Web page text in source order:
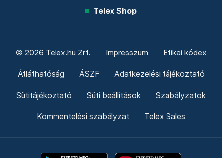
Telex Shop
© 2026 Telex.hu Zrt. Impresszum Etikai kódex
Átláthatóság ÁSZF Adatkezelési tájékoztató
Sütitájékoztató Süti beállítások Szabályzatok
Kommentelési szabályzat Telex Sales